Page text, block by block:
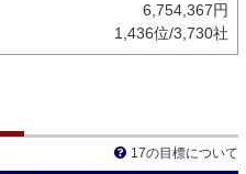
6,754,367円
1,436位/3,730社
17の目標について